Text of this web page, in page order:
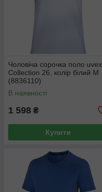
Чоловіча сорочка поло uvex
Collection 26, колір білий М
(8836110)
В наявності
1 598 ₴
Купити